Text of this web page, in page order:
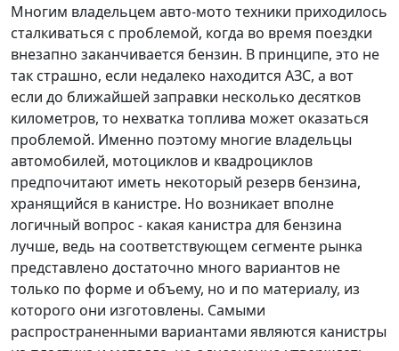
Многим владельцем авто-мото техники приходилось
сталкиваться с проблемой, когда во время поездки
внезапно заканчивается бензин. В принципе, это не
так страшно, если недалеко находится АЗС, а вот
если до ближайшей заправки несколько десятков
километров, то нехватка топлива может оказаться
проблемой. Именно поэтому многие владельцы
автомобилей, мотоциклов и квадроциклов
предпочитают иметь некоторый резерв бензина,
хранящийся в канистре. Но возникает вполне
логичный вопрос - какая канистра для бензина
лучше, ведь на соответствующем сегменте рынка
представлено достаточно много вариантов не
только по форме и объему, но и по материалу, из
которого они изготовлены. Самыми
распространенными вариантами являются канистры